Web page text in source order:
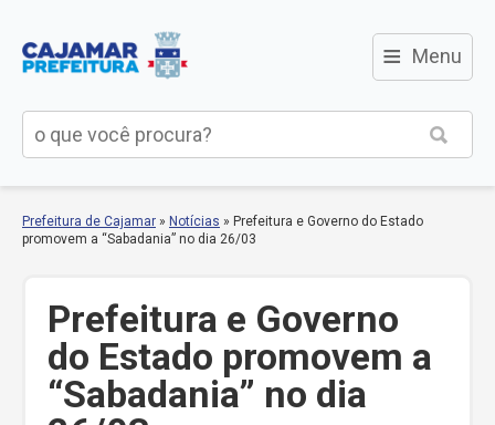
≡ Menu
Prefeitura de Cajamar » Notícias » Prefeitura e Governo do Estado
promovem a “Sabadania” no dia 26/03
Prefeitura e Governo
do Estado promovem a
“Sabadania” no dia